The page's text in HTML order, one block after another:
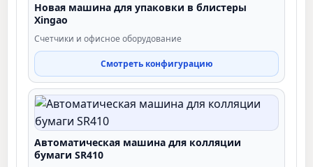
Новая машина для упаковки в блистеры
Xingao
Счетчики и офисное оборудование
Смотреть конфигурацию
Автоматическая машина для колляции
бумаги SR410